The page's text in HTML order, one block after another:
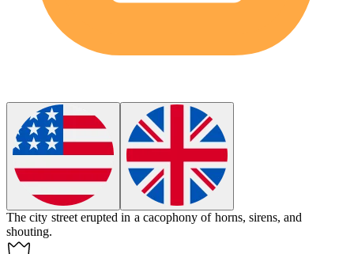
The city street erupted in a cacophony of horns, sirens, and
shouting.